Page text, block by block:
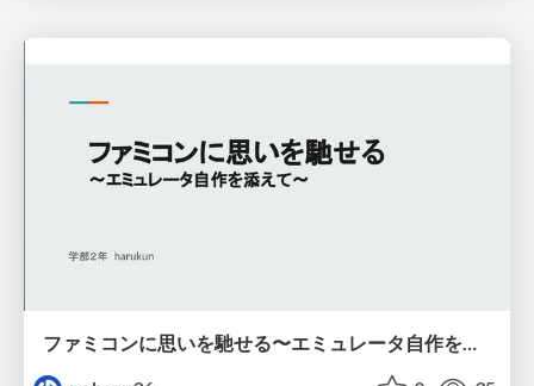
ファミコンに思いを馳せる〜エミュレータ自作を添えて〜